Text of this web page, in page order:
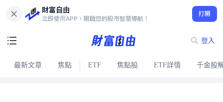
財富自由
立即使用APP，開啟您的股市智慧導航！
打開
登入
最新文章 焦點 ETF 焦點股 ETF詳情 千金股